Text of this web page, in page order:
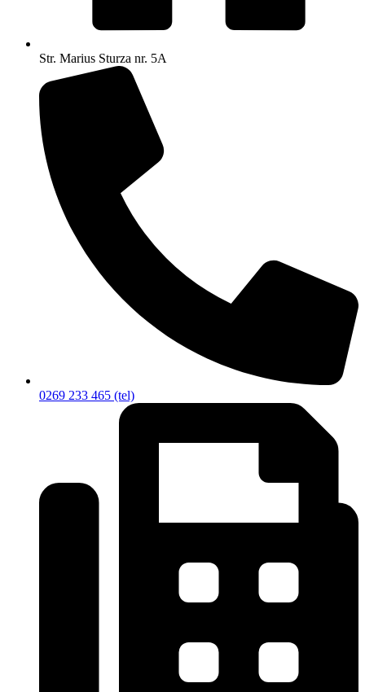
Str. Marius Sturza nr. 5A
0269 233 465 (tel)